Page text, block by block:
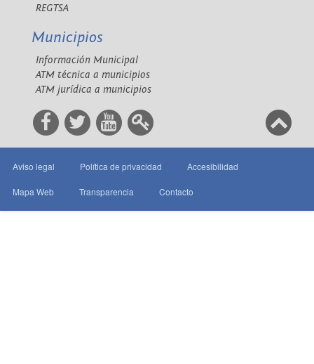
REGTSA
Municipios
Información Municipal
ATM técnica a municipios
ATM jurídica a municipios
Aviso legal Política de privacidad Accesibilidad
Mapa Web Transparencia Contacto